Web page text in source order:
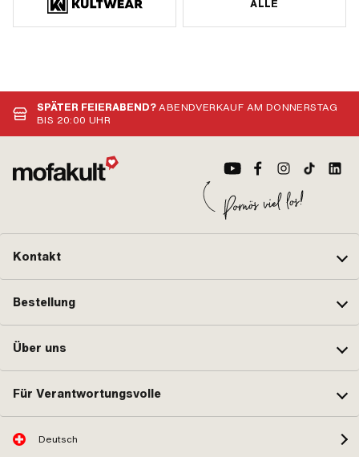
ALLE
SPÄTER FEIERABEND?ABENDVERKAUF AM DONNERSTAG
BIS 20:00 UHR
Kontakt
Bestellung
Über uns
Für Verantwortungsvolle
Deutsch